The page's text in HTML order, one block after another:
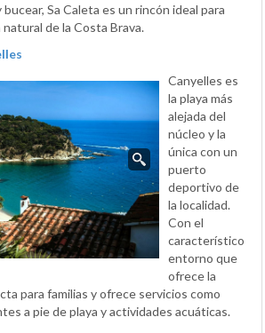
Sa Caleta es un rincón ideal para
de la Costa Brava.
Canyelles es
la playa más
alejada del
núcleo y la
única con un
puerto
deportivo de
la localidad.
Con el
característico
entorno que
ofrece la
para familias y ofrece servicios como
a pie de playa y actividades acuáticas.